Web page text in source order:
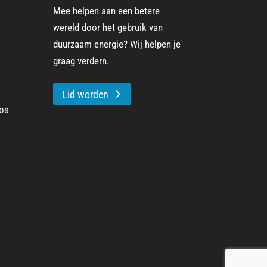
Mee helpen aan een betere
wereld door het gebruik van
duurzaam energie? Wij helpen je
graag verdern.
Lid worden